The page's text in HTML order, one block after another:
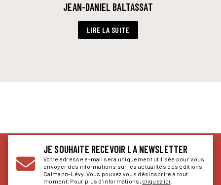
JEAN-DANIEL BALTASSAT
LIRE LA SUITE
JE SOUHAITE RECEVOIR LA NEWSLETTER
Votre adresse e-mail sera uniquement utilisée pour vous
envoyer des informations sur les actualités des éditions
Calmann-Lévy. Vous pouvez vous désinscrire à tout
moment. Pour plus d’informations, cliquez ici